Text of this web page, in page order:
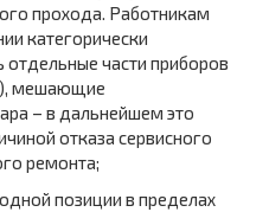
прохода. Работникам
категорически
отдельные части приборов
мешающие
– в дальнейшем это
отказа сервисного
ремонта;
позиции в пределах